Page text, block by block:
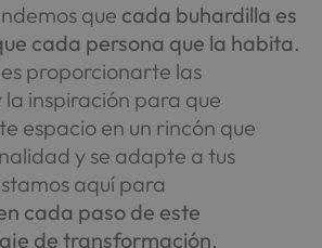
que cada buhardilla es
cada persona que la habita.
proporcionarte las
inspiración para que
espacio en un rincón que
y se adapte a tus
aquí para
cada paso de este
de transformación.